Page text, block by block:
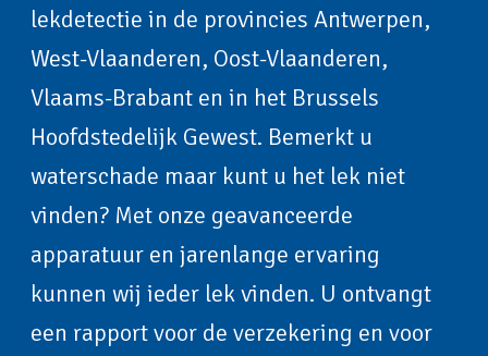
lekdetectie in de provincies Antwerpen,
West-Vlaanderen, Oost-Vlaanderen,
Vlaams-Brabant en in het Brussels
Hoofdstedelijk Gewest. Bemerkt u
waterschade maar kunt u het lek niet
vinden? Met onze geavanceerde
apparatuur en jarenlange ervaring
kunnen wij ieder lek vinden. U ontvangt
een rapport voor de verzekering en voor